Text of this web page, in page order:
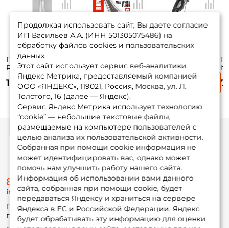
Плоскогубцы
Rapala Art. RCP8
1 690 ₽
Rapala Art. RCD
Mag Spring 6
4 330 ₽
Nautilus Art.
NFP0506 13см
905 ₽
Продолжая использовать сайт, Вы даете согласие
ИП Васильев А.А. (ИНН 501305075486) на
обработку файлов cookies и пользовательских
данных.
Этот сайт использует сервис веб-аналитики
Яндекс Метрика, предоставляемый компанией
ООО «ЯНДЕКС», 119021, Россия, Москва, ул. Л.
Толстого, 16 (далее — Яндекс).
Сервис Яндекс Метрика использует технологию
“cookie” — небольшие текстовые файлы,
размещаемые на компьютере пользователей с
целью анализа их пользовательской активности.
Собранная при помощи cookie информация не
может идентифицировать вас, однако может
помочь нам улучшить работу нашего сайта.
Информация об использовании вами данного
сайта, собранная при помощи cookie, будет
передаваться Яндексу и храниться на сервере
Яндекса в ЕС и Российской Федерации. Яндекс
будет обрабатывать эту информацию для оценки
Информация
О магазине
Доставка
Оплата
Fox-bonus
Гуру
8 (495) 532-77-88
info@foxfishing.ru
По вопросам с заказом
г. Москва, ул. Плеханова д.7